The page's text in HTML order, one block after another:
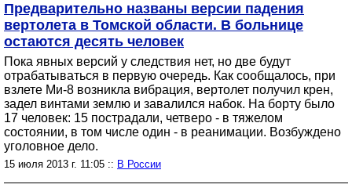
Предварительно названы версии падения
вертолета в Томской области. В больнице
остаются десять человек
Пока явных версий у следствия нет, но две будут
отрабатываться в первую очередь. Как сообщалось, при
взлете Ми-8 возникла вибрация, вертолет получил крен,
задел винтами землю и завалился набок. На борту было
17 человек: 15 пострадали, четверо - в тяжелом
состоянии, в том числе один - в реанимации. Возбуждено
уголовное дело.
15 июля 2013 г. 11:05 :: В России